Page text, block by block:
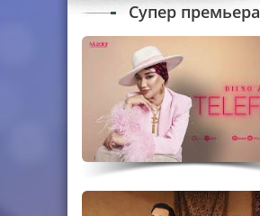
Супер премьера